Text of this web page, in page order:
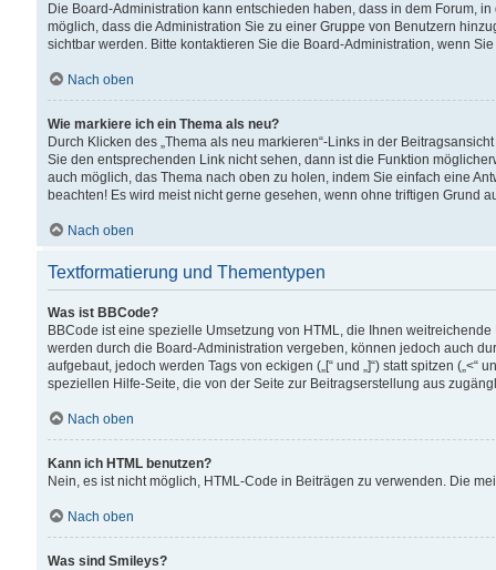
Die Board-Administration kann entschieden haben, dass in dem Forum,
möglich, dass die Administration Sie zu einer Gruppe von Benutzern
sichtbar werden. Bitte kontaktieren Sie die Board-Administration, wenn
Nach oben
Wie markiere ich ein Thema als neu?
Durch Klicken des „Thema als neu markieren“-Links in der
Sie den entsprechenden Link nicht sehen, dann ist die Funktion
auch möglich, das Thema nach oben zu holen, indem Sie einfach eine
beachten! Es wird meist nicht gerne gesehen, wenn ohne triftigen Grund
Nach oben
Textformatierung und Thementypen
Was ist BBCode?
BBCode ist eine spezielle Umsetzung von HTML, die Ihnen
werden durch die Board-Administration vergeben, können jedoch auch
aufgebaut, jedoch werden Tags von eckigen („[“ und „]“) statt spitzen
speziellen Hilfe-Seite, die von der Seite zur Beitragserstellung aus
Nach oben
Kann ich HTML benutzen?
Nein, es ist nicht möglich, HTML-Code in Beiträgen zu verwenden. Die
Nach oben
Was sind Smileys?